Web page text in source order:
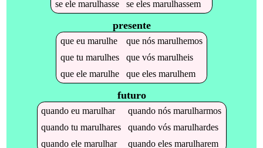
se ele marulhasse se eles marulhassem
presente
que eu marulhe que nós marulhemos
que tu marulhes que vós marulheis
que ele marulhe que eles marulhem
futuro
quandoeumarulhar quandonósmarulharmos
quandotumarulhares quandovósmarulhardes
quandoelemarulhar quandoelesmarulharem